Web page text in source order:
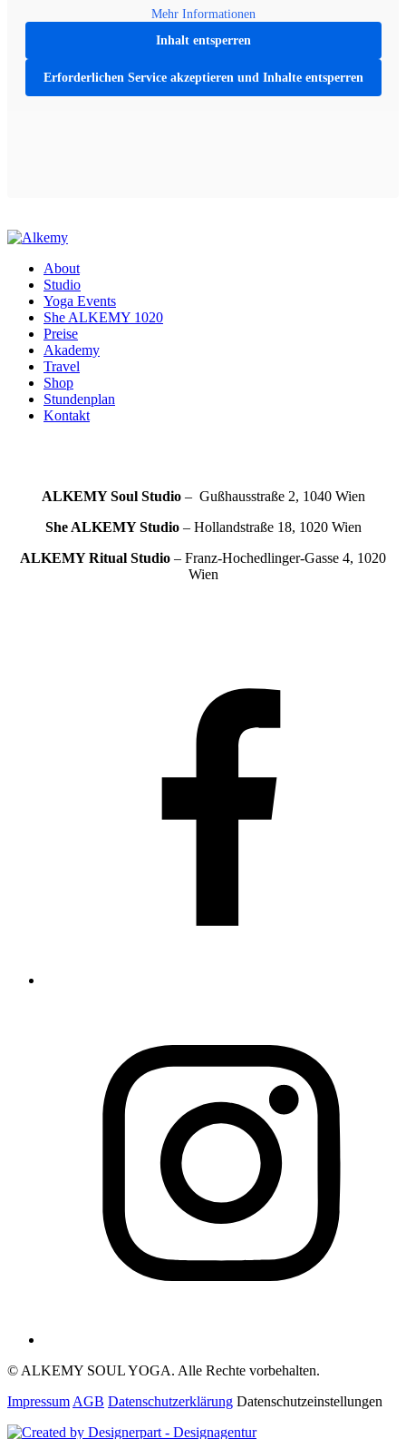
Mehr Informationen
Inhalt entsperren
Erforderlichen Service akzeptieren und Inhalte entsperren
About
Studio
Yoga Events
She ALKEMY 1020
Preise
Akademy
Travel
Shop
Stundenplan
Kontakt
ALKEMY Soul Studio– Gußhausstraße 2, 1040 Wien
She ALKEMYStudio– Hollandstraße 18, 1020 Wien
ALKEMY Ritual Studio – Franz-Hochedlinger-Gasse 4, 1020
Wien
© ALKEMY SOUL YOGA. Alle Rechte vorbehalten.
Impressum AGB Datenschutzerklärung Datenschutzeinstellungen